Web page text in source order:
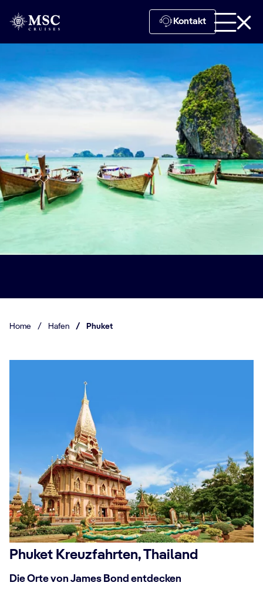
Kontakt
Home / Hafen / Phuket
Phuket Kreuzfahrten, Thailand
Die Orte von James Bond entdecken